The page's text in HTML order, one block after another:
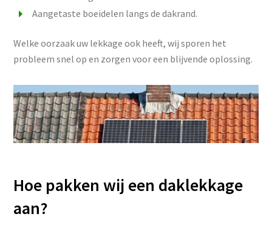
Aangetaste boeidelen langs de dakrand.
Welke oorzaak uw lekkage ook heeft, wij sporen het
probleem snel op en zorgen voor een blijvende oplossing.
Hoe pakken wij een daklekkage
aan?